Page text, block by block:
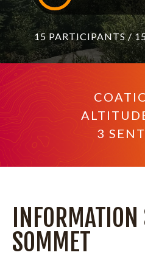
15 PARTICIPANTS /
3
SOMMET